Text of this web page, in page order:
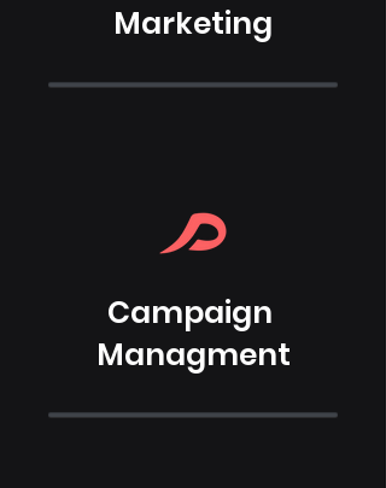
Marketing
Campaign
Managment